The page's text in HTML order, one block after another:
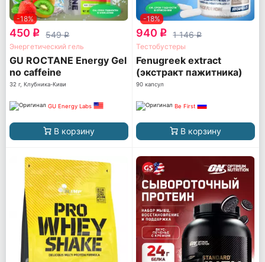
-18%
450 q 549q
Энергетический гель
GU ROCTANE Energy Gel
no caffeine
32 г, Клубника-Киви
GU Energy Labs
В корзину
-18%
940 q 1 146q
Тестобустеры
Fenugreek extract
(экстракт пажитника)
90 капсул
Be First
В корзину